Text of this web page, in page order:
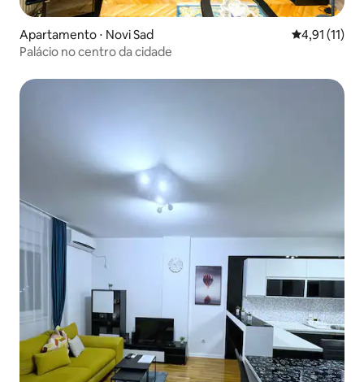
Apartamento ⋅ Novi Sad 4,91 de uma
4,91 (11)
Palácio no centro da cidade